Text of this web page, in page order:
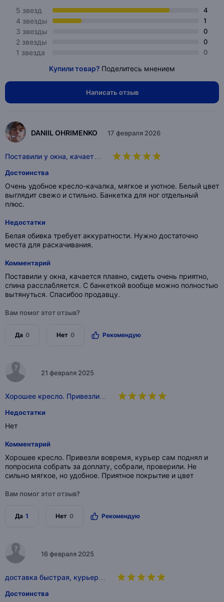
5 звезд
4
4 звезды 1
3 звезды 0
2 звезды 0
1 звезда 0
Купили товар? Поделитесь мнением
Написать отзыв
DANIIL OHRIMENKO 17 февраля 2026
Поставили у окна, качает…
Достоинства
Очень удобное кресло-качалка, мягкое и уютное. Белый цвет
выглядит свежо и стильно. Банкетка для ног отдельный
плюс.
Недостатки
Белая обивка требует аккуратности. Нужно достаточно
места для раскачивания.
Комментарий
Поставили у окна, качается плавно, сидеть очень приятно,
спина расслабляется. С банкеткой вообще можно полностью
вытянуться. Спасибоо продавцу.
Вам помог этот отзыв?
Да 0 Нет 0 Рекомендую
21 февраля 2025
Хорошее кресло. Привезли…
Недостатки
Нет
Комментарий
Хорошее кресло. Привезли вовремя, курьер сам поднял и
попросила собрать за доплату, собрали, проверили. Не
сильно мягкое, но удобное. Приятное покрытие и цвет
Вам помог этот отзыв?
Да 1 Нет 0 Рекомендую
16 февраля 2025
доставка быстрая, курьер…
Достоинства